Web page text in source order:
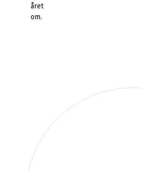
året
om.